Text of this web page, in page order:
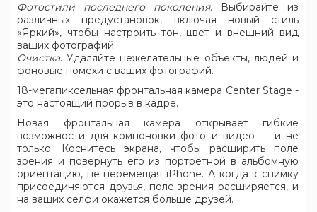
Фотостили последнего поколения. Выбирайте из
различных предустановок, включая новый стиль
«Яркий», чтобы настроить тон, цвет и внешний вид
ваших фотографий.
Очистка. Удаляйте нежелательные объекты, людей и
фоновые помехи с ваших фотографий.
18-мегапиксельная фронтальная камера Center Stage -
это настоящий прорыв в кадре.
Новая фронтальная камера открывает гибкие
возможности для компоновки фото и видео — и не
только. Коснитесь экрана, чтобы расширить поле
зрения и повернуть его из портретной в альбомную
ориентацию, не перемещая iPhone. А когда к снимку
присоединяются друзья, поле зрения расширяется, и
на ваших селфи окажется больше друзей.